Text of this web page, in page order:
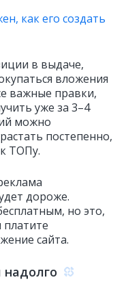
как его создать
в выдаче,
вложения
важные правки,
уже за 3–4
можно
постепенно,
ТОПу.
дороже.
но это,
сайта.
надолго